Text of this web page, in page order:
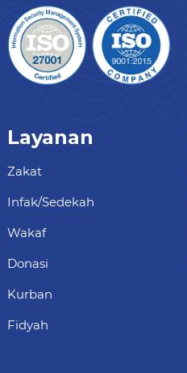
Layanan
Zakat
Infak/Sedekah
Wakaf
Donasi
Kurban
Fidyah